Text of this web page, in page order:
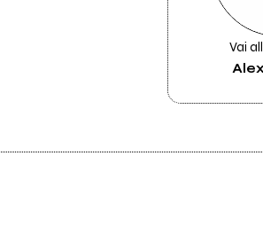
Vai